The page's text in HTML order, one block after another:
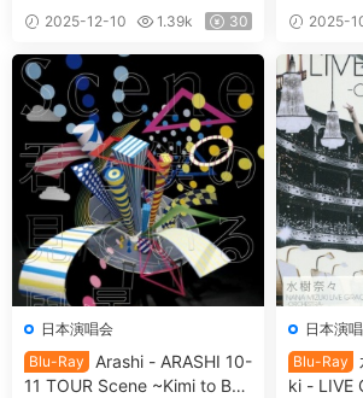
11.10.26] [BDISO 32GB]
2025-12-10 1.39k 30
iru no
5GB]
2025-
日本演唱会
Blu-Ray
Arashi - ARASHI 10-
11 TOUR Scene ~Kimi to Bok
日本演
Blu-Ray
ki - LIVE